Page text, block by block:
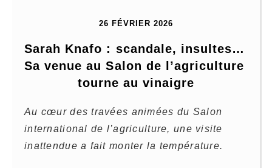
26 FÉVRIER 2026
Sarah Knafo : scandale, insultes…
Sa venue au Salon de l’agriculture
tourne au vinaigre
Au cœur des travées animées du Salon
international de l’agriculture, une visite
inattendue a fait monter la température.